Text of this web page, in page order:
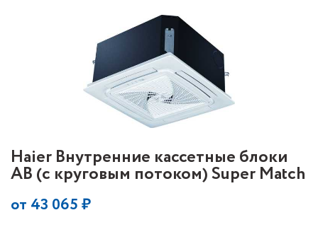
Haier Внутренние кассетные блоки
AB (с круговым потоком) Super Match
от 43 065₽